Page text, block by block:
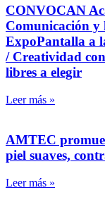
CONVOCAN
Comunicación y
ExpoPantalla a
/ Creatividad
libres a elegir
Leer más »
AMTEC
piel suaves,
Leer más »